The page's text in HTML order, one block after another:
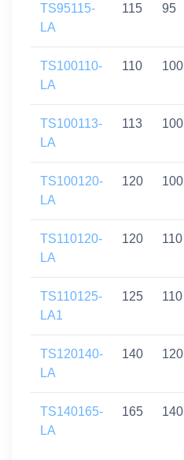
TS95115-
LA
115 95
TS100110-
LA
110 100
TS100113-
LA
113 100
TS100120-
LA
120 100
TS110120-
LA
120 110
TS110125-
LA1
125 110
TS120140-
LA
140 120
TS140165-
LA
165 140